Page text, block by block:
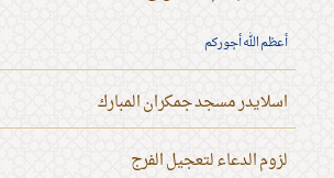
أعظم الله أجوركم
اسلايدر مسجد جمكران المبارك
لزوم الدعاء لتعجيل الفرج